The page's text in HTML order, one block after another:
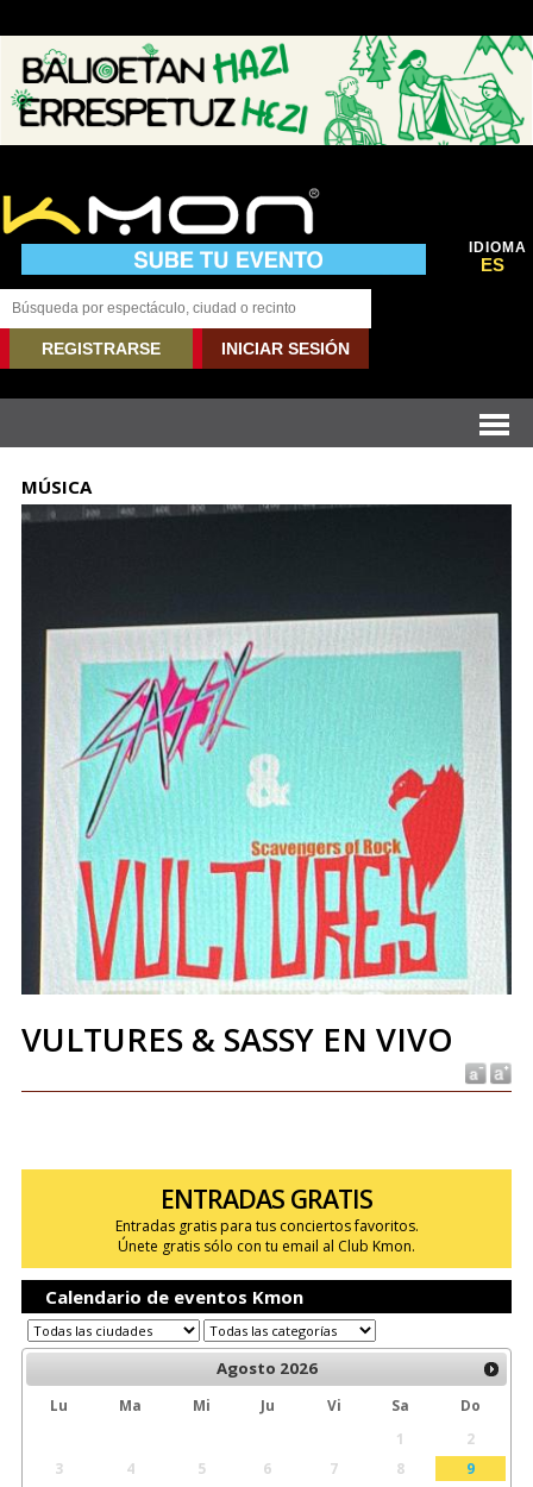
IDIOMA
ES
REGISTRARSE INICIAR SESIÓN
MÚSICA
VULTURES & SASSY EN VIVO
ENTRADAS GRATIS
Entradas gratis para tus conciertos favoritos.
Únete gratis sólo con tu email al Club Kmon.
Calendario de eventos Kmon
Agosto 2026
Lu Ma Mi Ju Vi Sa
Do
1
2
3
4 5 6 7 8
9